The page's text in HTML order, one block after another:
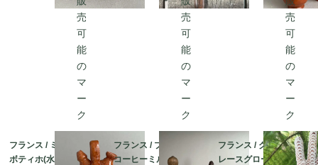
フランス / ミニチュア
ボティホ(水飲み壺) ア
フランス / プジョー G1
コーヒーミル
フランス / クロッシェ
レースグローブ 左手